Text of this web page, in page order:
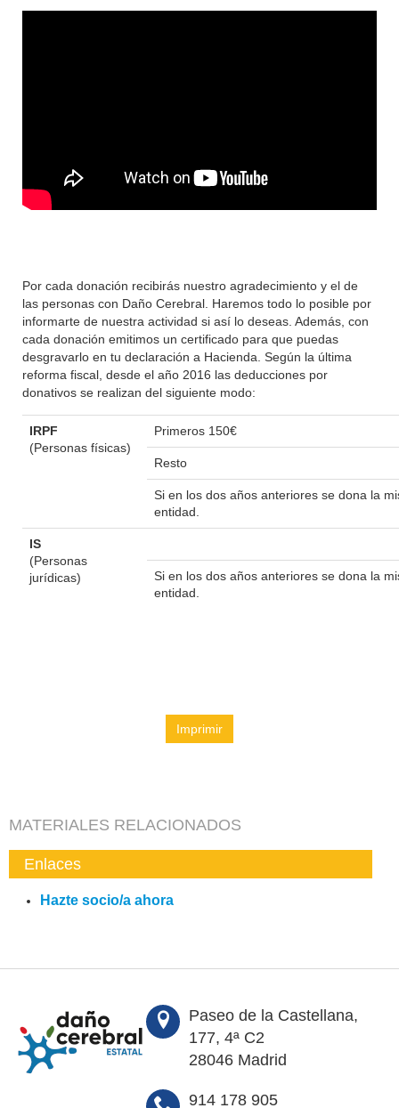
Por cada donación recibirás nuestro agradecimiento y el de
las personas con Daño Cerebral. Haremos todo lo posible por
informarte de nuestra actividad si así lo deseas. Además, con
cada donación emitimos un certificado para que puedas
desgravarlo en tu declaración a Hacienda. Según la última
reforma fiscal, desde el año 2016 las deducciones por
donativos se realizan del siguiente modo:
IRPF
(Personas físicas)
Primeros 150€
Resto
Si en los dos años anteriores se dona la
entidad.
IS
(Personas
jurídicas)
Si en los dos años anteriores se dona la
entidad.
Imprimir
MATERIALES RELACIONADOS
Enlaces
Hazte socio/a ahora
Paseo de la Castellana,
177, 4ª C2
28046 Madrid
914 178 905